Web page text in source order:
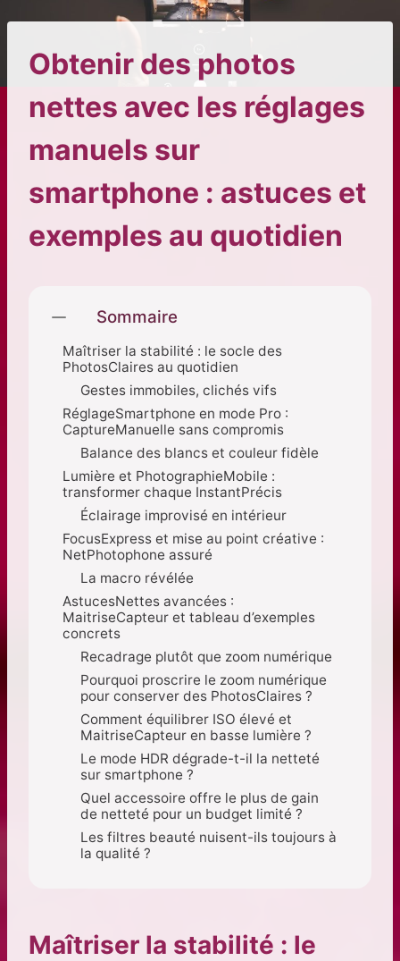
Obtenir des photos
nettes avec les réglages
manuels sur
smartphone : astuces et
exemples au quotidien
Sommaire
Maîtriser la stabilité : le socle des
PhotosClaires au quotidien
Gestes immobiles, clichés vifs
RéglageSmartphone en mode Pro :
CaptureManuelle sans compromis
Balance des blancs et couleur fidèle
Lumière et PhotographieMobile :
transformer chaque InstantPrécis
Éclairage improvisé en intérieur
FocusExpress et mise au point créative :
NetPhotophone assuré
La macro révélée
AstucesNettes avancées :
MaitriseCapteur et tableau d’exemples
concrets
Recadrage plutôt que zoom numérique
Pourquoi proscrire le zoom numérique
pour conserver des PhotosClaires ?
Comment équilibrer ISO élevé et
MaitriseCapteur en basse lumière ?
Le mode HDR dégrade-t-il la netteté
sur smartphone ?
Quel accessoire offre le plus de gain
de netteté pour un budget limité ?
Les filtres beauté nuisent-ils toujours à
la qualité ?
Maîtriser la stabilité : le